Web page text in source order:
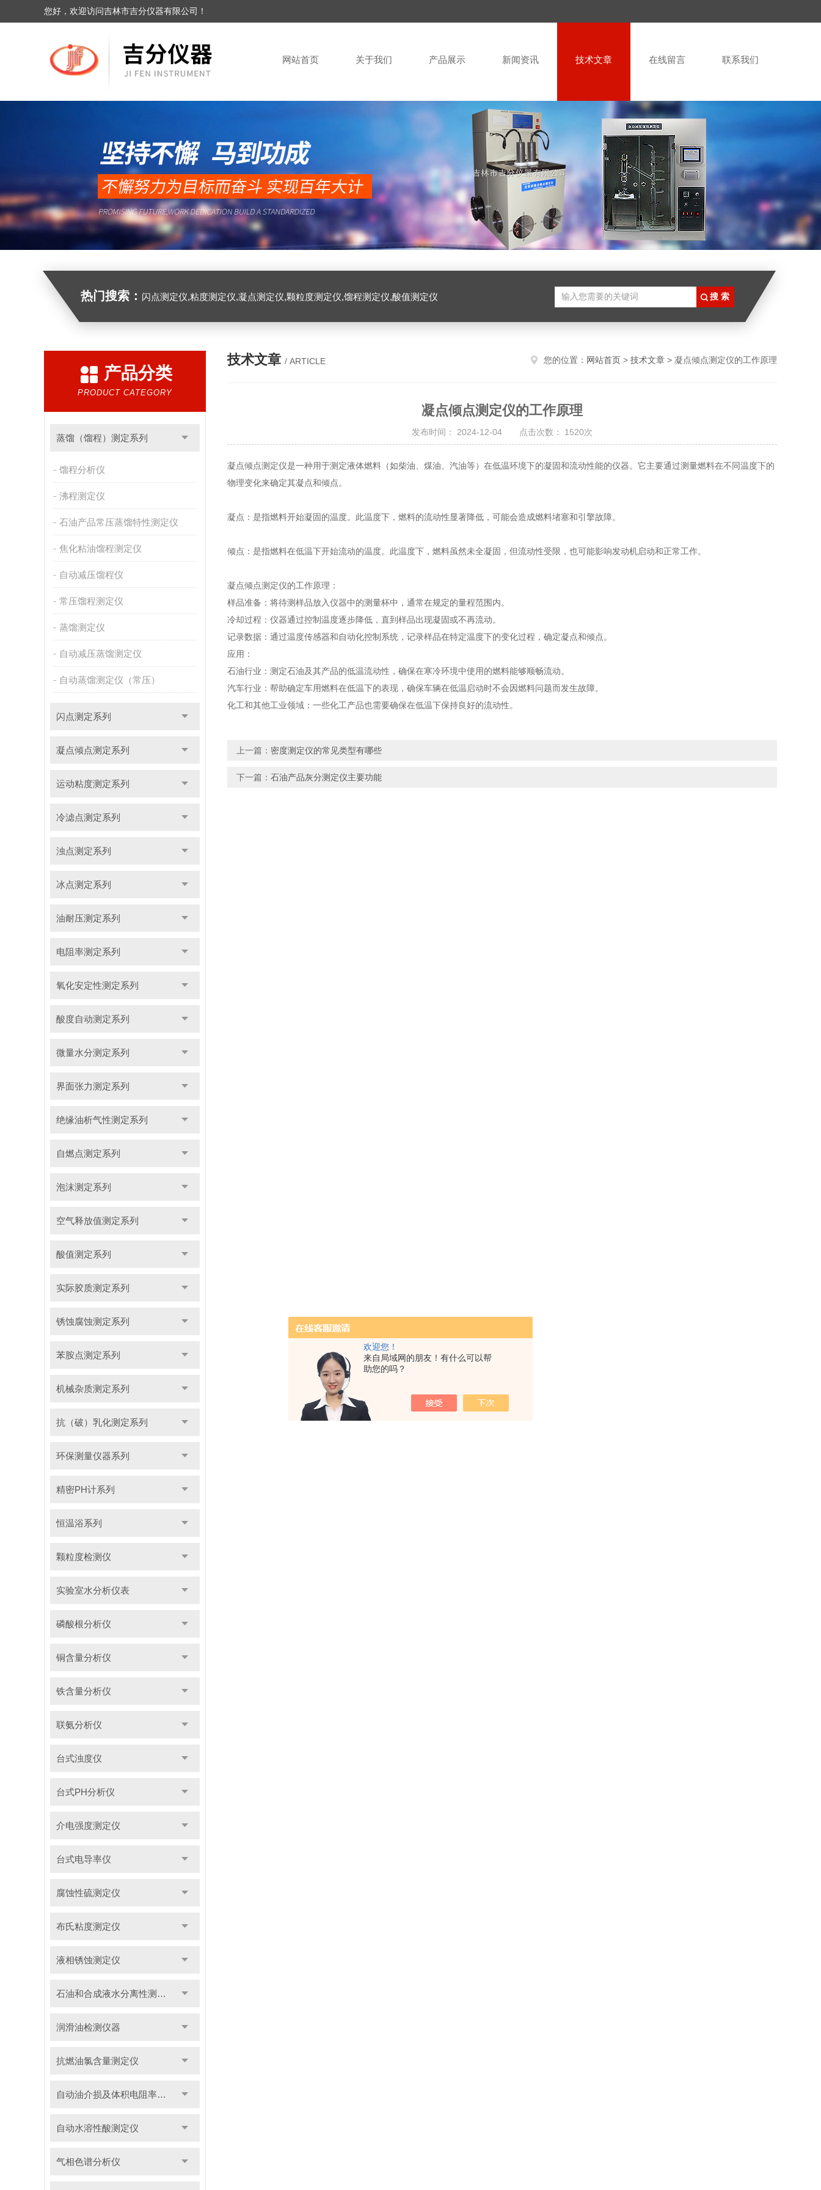
欢迎您！
来自局域网的朋友！有什么可以帮
助您的吗？
您好，欢迎访问吉林市吉分仪器有限公司！
网站首页 关于我们 产品展示 新闻资讯 技术文章 在线留言 联系我们
热门搜索： 闪点测定仪,粘度测定仪,凝点测定仪,颗粒度测定仪,馏程测定仪,酸值测定仪
产品分类
PRODUCT CATEGORY
蒸馏（馏程）测定系列
馏程分析仪
沸程测定仪
石油产品常压蒸馏特性测定仪
焦化粘油馏程测定仪
自动减压馏程仪
常压馏程测定仪
蒸馏测定仪
自动减压蒸馏测定仪
自动蒸馏测定仪（常压）
闪点测定系列
凝点倾点测定系列
运动粘度测定系列
冷滤点测定系列
浊点测定系列
冰点测定系列
油耐压测定系列
电阻率测定系列
氧化安定性测定系列
酸度自动测定系列
微量水分测定系列
界面张力测定系列
绝缘油析气性测定系列
自燃点测定系列
泡沫测定系列
空气释放值测定系列
酸值测定系列
实际胶质测定系列
锈蚀腐蚀测定系列
苯胺点测定系列
机械杂质测定系列
抗（破）乳化测定系列
环保测量仪器系列
精密PH计系列
恒温浴系列
颗粒度检测仪
实验室水分析仪表
磷酸根分析仪
铜含量分析仪
铁含量分析仪
联氨分析仪
台式浊度仪
台式PH分析仪
介电强度测定仪
台式电导率仪
腐蚀性硫测定仪
布氏粘度测定仪
液相锈蚀测定仪
石油和合成液水分离性测定仪
润滑油检测仪器
抗燃油氯含量测定仪
自动油介损及体积电阻率测定仪
自动水溶性酸测定仪
气相色谱分析仪
技术文章 / ARTICLE 您的位置： 网站首页 > 技术文章 > 凝点倾点测定仪的工作原理
凝点倾点测定仪的工作原理
发布时间： 2024-12-04 点击次数： 1520次
凝点倾点测定仪是一种用于测定液体燃料（如柴油、煤油、汽油等）在低温环境下的凝固和流动性能的仪器。它主要通过测量燃料在不同温度下的
物理变化来确定其凝点和倾点。
凝点：是指燃料开始凝固的温度。此温度下，燃料的流动性显著降低，可能会造成燃料堵塞和引擎故障。
倾点：是指燃料在低温下开始流动的温度。此温度下，燃料虽然未全凝固，但流动性受限，也可能影响发动机启动和正常工作。
凝点倾点测定仪的工作原理：
样品准备：将待测样品放入仪器中的测量杯中，通常在规定的量程范围内。
冷却过程：仪器通过控制温度逐步降低，直到样品出现凝固或不再流动。
记录数据：通过温度传感器和自动化控制系统，记录样品在特定温度下的变化过程，确定凝点和倾点。
应用：
石油行业：测定石油及其产品的低温流动性，确保在寒冷环境中使用的燃料能够顺畅流动。
汽车行业：帮助确定车用燃料在低温下的表现，确保车辆在低温启动时不会因燃料问题而发生故障。
化工和其他工业领域：一些化工产品也需要确保在低温下保持良好的流动性。
上一篇： 密度测定仪的常见类型有哪些
下一篇： 石油产品灰分测定仪主要功能